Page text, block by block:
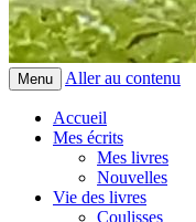
Menu Aller au contenu
Accueil
Mes écrits
Mes livres
Nouvelles
Vie des livres
Coulisses